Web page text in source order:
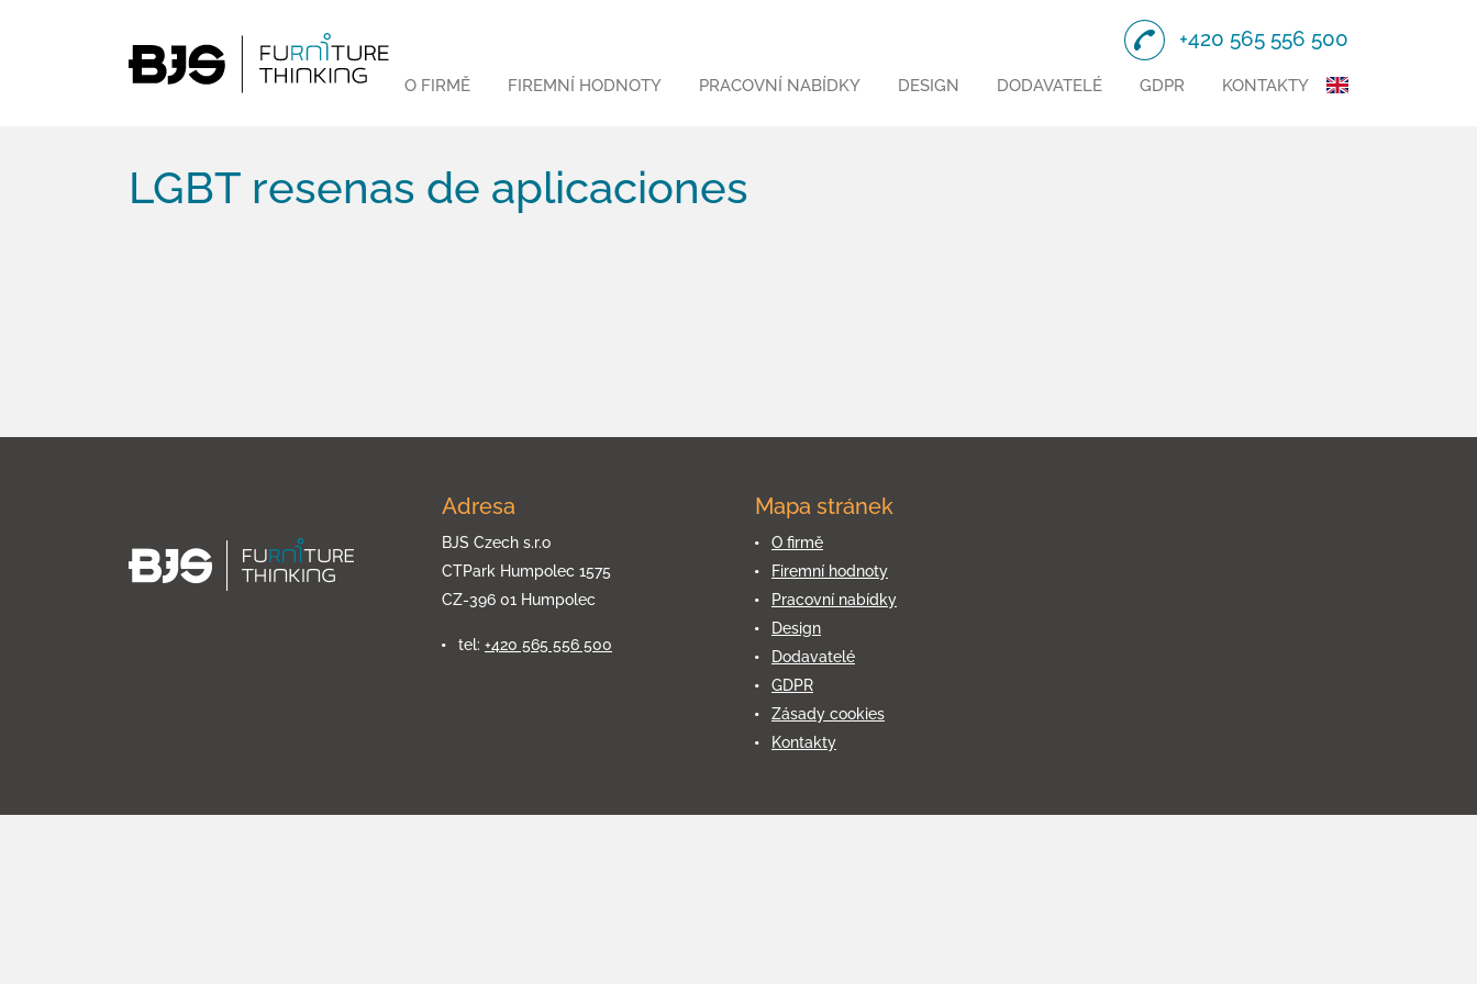
+420 565 556 500
O FIRMĚ FIREMNÍ HODNOTY PRACOVNÍ NABÍDKY DESIGN DODAVATELÉ GDPR KONTAKTY
LGBT resenas de aplicaciones
Adresa
BJS Czech s.r.o
CTPark Humpolec 1575
CZ-396 01 Humpolec
tel: +420 565 556 500
Mapa stránek
O firmě
Firemní hodnoty
Pracovní nabídky
Design
Dodavatelé
GDPR
Zásady cookies
Kontakty